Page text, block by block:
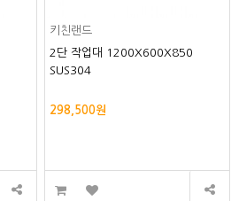
키친랜드
2단 작업대 1200X600X850
SUS304
298,500원